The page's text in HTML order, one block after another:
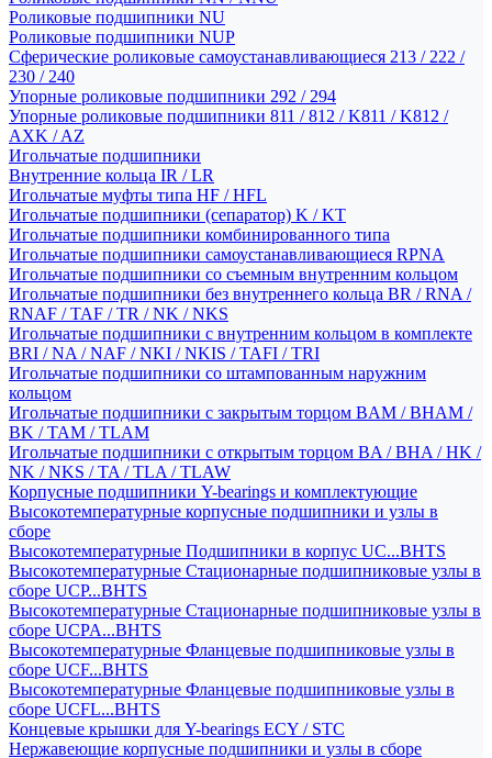
Роликовые подшипники NU
Роликовые подшипники NUP
Сферические роликовые самоустанавливающиеся 213 / 222 /
230 / 240
Упорные роликовые подшипники 292 / 294
Упорные роликовые подшипники 811 / 812 / K811 / K812 /
AXK / AZ
Игольчатые подшипники
Внутренние кольца IR / LR
Игольчатые муфты типа HF / HFL
Игольчатые подшипники (сепаратор) K / KT
Игольчатые подшипники комбинированного типа
Игольчатые подшипники самоустанавливающиеся RPNA
Игольчатые подшипники со съемным внутренним кольцом
Игольчатые подшипники без внутреннего кольца BR / RNA /
RNAF / TAF / TR / NK / NKS
Игольчатые подшипники с внутренним кольцом в комплекте
BRI / NA / NAF / NKI / NKIS / TAFI / TRI
Игольчатые подшипники со штампованным наружним
кольцом
Игольчатые подшипники с закрытым торцом BAM / BHAM /
BK / TAM / TLAM
Игольчатые подшипники с открытым торцом BA / BHA / HK /
NK / NKS / TA / TLA / TLAW
Корпусные подшипники Y-bearings и комплектующие
Высокотемпературные корпусные подшипники и узлы в
сборе
Высокотемпературные Подшипники в корпус UC...BHTS
Высокотемпературные Стационарные подшипниковые узлы в
сборе UCP...BHTS
Высокотемпературные Стационарные подшипниковые узлы в
сборе UCPA...BHTS
Высокотемпературные Фланцевые подшипниковые узлы в
сборе UCF...BHTS
Высокотемпературные Фланцевые подшипниковые узлы в
сборе UCFL...BHTS
Концевые крышки для Y-bearings ECY / STC
Нержавеющие корпусные подшипники и узлы в сборе